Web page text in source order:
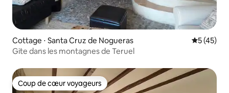
Cottage ⋅ Santa Cruz de Nogueras
5 (45)
Gite dans les montagnes de Teruel
Coup de cœur voyageurs
Coup de cœur voyageurs